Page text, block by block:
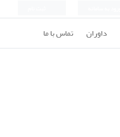
داوران تماس با ما